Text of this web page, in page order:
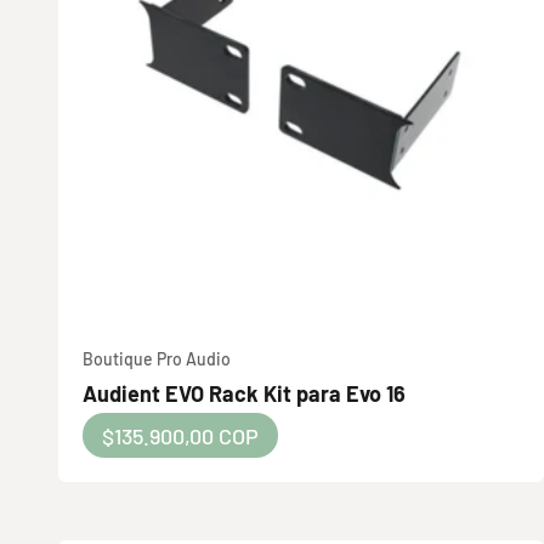
Boutique Pro Audio
Audient EVO Rack Kit para Evo 16
Precio de oferta
$135.900,00 COP